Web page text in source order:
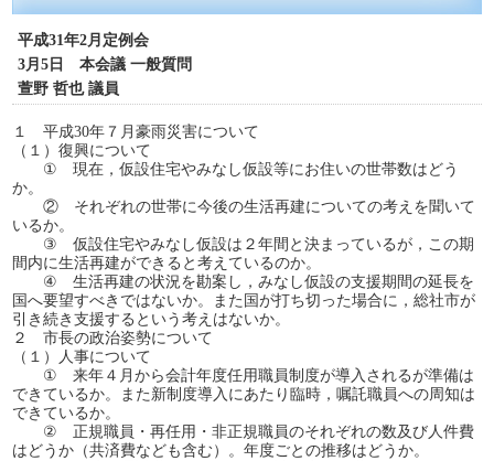
平成31年2月定例会
3月5日 本会議 一般質問
萱野 哲也 議員
１ 平成30年７月豪雨災害について
（１）復興について
① 現在，仮設住宅やみなし仮設等にお住いの世帯数はどう
か。
② それぞれの世帯に今後の生活再建についての考えを聞いて
いるか。
③ 仮設住宅やみなし仮設は２年間と決まっているが，この期
間内に生活再建ができると考えているのか。
④ 生活再建の状況を勘案し，みなし仮設の支援期間の延長を
国へ要望すべきではないか。また国が打ち切った場合に，総社市が
引き続き支援するという考えはないか。
２ 市長の政治姿勢について
（１）人事について
① 来年４月から会計年度任用職員制度が導入されるが準備は
できているか。また新制度導入にあたり臨時，嘱託職員への周知は
できているか。
② 正規職員・再任用・非正規職員のそれぞれの数及び人件費
はどうか（共済費なども含む）。年度ごとの推移はどうか。